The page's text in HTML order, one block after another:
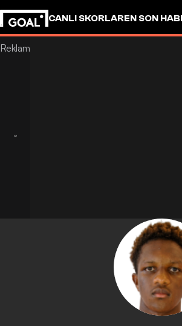
CANLI SKORLAREN SON